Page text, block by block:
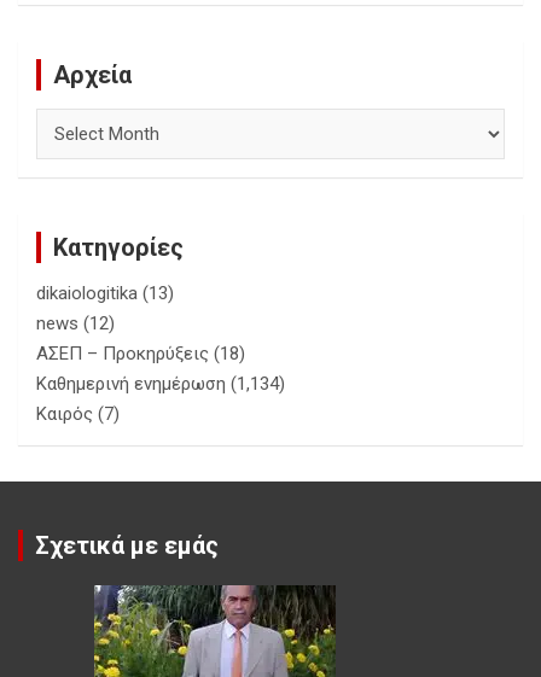
Αρχεία
Κατηγορίες
dikaiologitika (13)
news (12)
ΑΣΕΠ – Προκηρύξεις (18)
Καθημερινή ενημέρωση (1,134)
Καιρός (7)
Σχετικά με εμάς